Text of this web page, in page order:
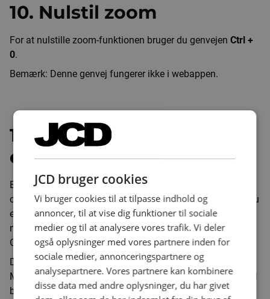
10. Nulstil zoom
For at nulstille zoom-funktionen bruger du genvejen Ctrl +
0.
Bemærk: Denne genvej fungerer ikke i webappen.
11. Hurtig indsættelse af
emoji i dine Teams chat
En emoji sætter kulør på en samtale … måske især hvis du
chatter med en kollega. Hvis du bruger emojis meget, vil du
elske genvejenWindows tast + Punktum (.). Så er det
nemlig meget hurtigere at indsætte dine emojis.
Genvejen virker faktisk også i din Outlook 👍🏻
Du kan også taste et ord, mens du er i emoji-boksen …
Microsoft Teams vil samtidigt lede efter den emoji, du skal
bruge.
JCD bruger cookies
Vi bruger cookies til at tilpasse indhold og
annoncer, til at vise dig funktioner til sociale
medier og til at analysere vores trafik. Vi deler
også oplysninger med vores partnere inden for
sociale medier, annonceringspartnere og
analysepartnere. Vores partnere kan kombinere
disse data med andre oplysninger, du har givet